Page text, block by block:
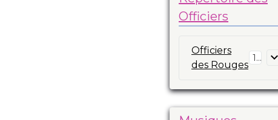
Officiers
Officiers
des Rouges
16